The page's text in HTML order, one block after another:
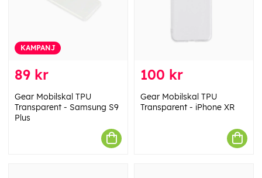
KAMPANJ
89 kr
Gear Mobilskal TPU
Transparent - Samsung S9
Plus
100 kr
Gear Mobilskal TPU
Transparent - iPhone XR